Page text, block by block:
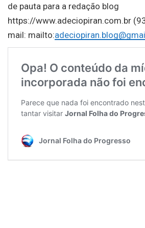
de pauta para a redação blog
https://www.adeciopiran.com.br
mail: mailto: